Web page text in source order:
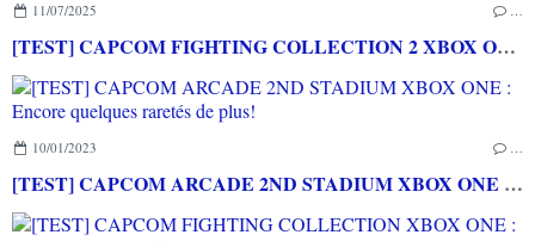
11/07/2025 …
[TEST] CAPCOM FIGHTING COLLECTION 2 XBOX ONE : une compilation surtout pour les fans de baston!
10/01/2023 …
[TEST] CAPCOM ARCADE 2ND STADIUM XBOX ONE : Encore quelques raretés de plus!